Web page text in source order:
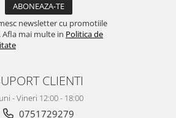
newsletter cu promotiile
Afla mai multe in Politica de
CLIENTI
- Vineri 12:00 - 18:00
0751729279